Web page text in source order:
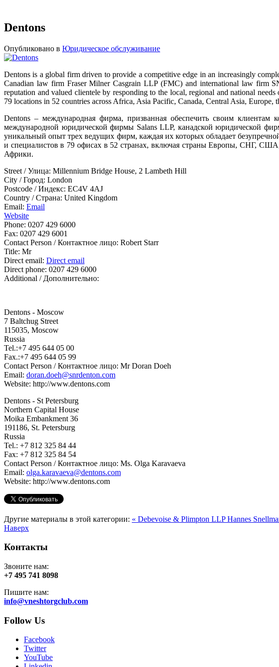
Dentons
Опубликовано в Юридическое обслуживание
Dentons is a global firm driven to provide a competitive edge in an increasingly
Canadian law firm Fraser Milner Casgrain LLP (FMC) and international law firm
reputation and valued clientele by responding to the local, regional and national
79 locations in 52 countries across Africa, Asia Pacific, Canada, Central Asia,
Dentons – международная фирма, призванная обеспечить своим клиентам
международной юридической фирмы Salans LLP, канадской юридической
уникальный опыт трех ведущих фирм, каждая их которых обладает
и специалистов в 79 офисах в 52 странах, включая страны Европы, СНГ,
Африки.
Street / Улица: Millennium Bridge House, 2 Lambeth Hill
City / Город: London
Postcode / Индекс: EC4V 4AJ
Country / Страна: United Kingdom
Email: Email
Website
Phone: 0207 429 6000
Fax: 0207 429 6001
Contact Person / Контактное лицо: Robert Starr
Title: Mr
Direct email: Direct email
Direct phone: 0207 429 6000
Additional / Дополнительно:
Dentons - Moscow
7 Baltchug Street
115035, Moscow
Russia
Tel.:+7 495 644 05 00
Fax.:+7 495 644 05 99
Contact Person / Контактное лицо: Mr Doran Doeh
Email: doran.doeh@snrdenton.com
Website: http://www.dentons.com
Dentons - St Petersburg
Northern Capital House
Moika Embankment 36
191186, St. Petersburg
Russia
Tel.: +7 812 325 84 44
Fax: +7 812 325 84 54
Contact Person / Контактное лицо: Ms. Olga Karavaeva
Email: olga.karavaeva@dentons.com
Website: http://www.dentons.com
Другие материалы в этой категории: « Debevoise & Plimpton LLPHannes
Наверх
Контакты
Звоните нам:
+7 495 741 8098
Пишите нам:
info@vneshtorgclub.com
Follow Us
Facebook
Twitter
YouTube